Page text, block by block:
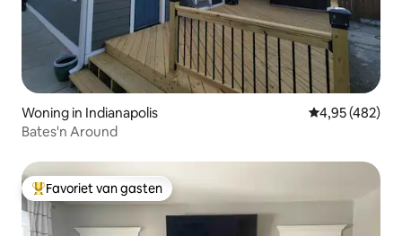
Woning in Indianapolis Gemiddelde
4,95 (482)
Bates'n Around
Topfavoriet van gasten
Favoriet van gasten